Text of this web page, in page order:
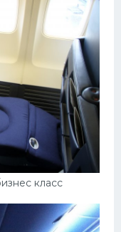
класс